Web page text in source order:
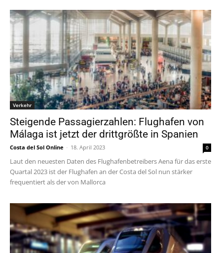
Verkehr
Steigende Passagierzahlen: Flughafen von
Málaga ist jetzt der drittgrößte in Spanien
Costa del Sol Online - 18. April 2023 0
Laut den neuesten Daten des Flughafenbetreibers Aena für das erste
Quartal 2023 ist der Flughafen an der Costa del Sol nun stärker
frequentiert als der von Mallorca